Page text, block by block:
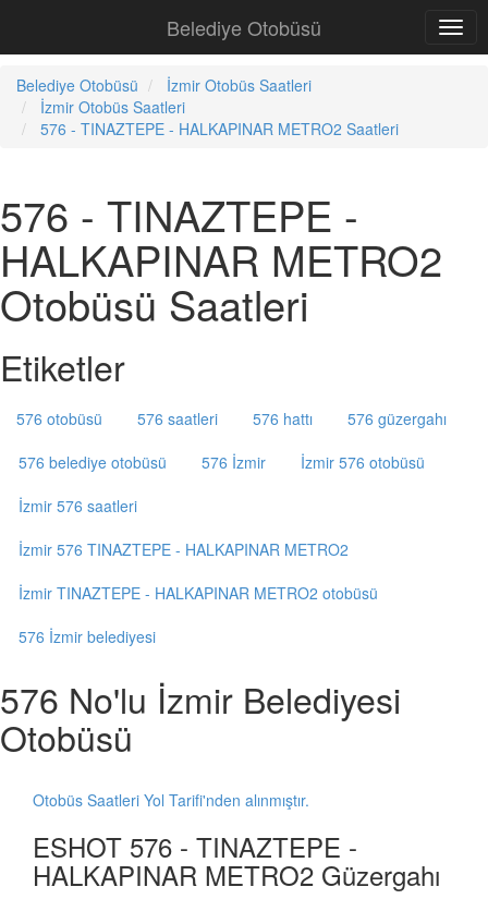
Belediye Otobüsü
Belediye Otobüsü
İzmir Otobüs Saatleri
İzmir Otobüs Saatleri
576 - TINAZTEPE - HALKAPINAR METRO2 Saatleri
576 - TINAZTEPE -
HALKAPINAR METRO2
Otobüsü Saatleri
Etiketler
576 otobüsü 576 saatleri 576 hattı
576 güzergahı
576 belediye otobüsü
576 İzmir
İzmir 576 otobüsü
İzmir 576 saatleri
İzmir 576 TINAZTEPE - HALKAPINAR METRO2
İzmir TINAZTEPE - HALKAPINAR METRO2 otobüsü
576 İzmir belediyesi
576 No'lu İzmir Belediyesi
Otobüsü
Otobüs Saatleri Yol Tarifi'nden alınmıştır.
ESHOT 576 - TINAZTEPE -
HALKAPINAR METRO2 Güzergahı